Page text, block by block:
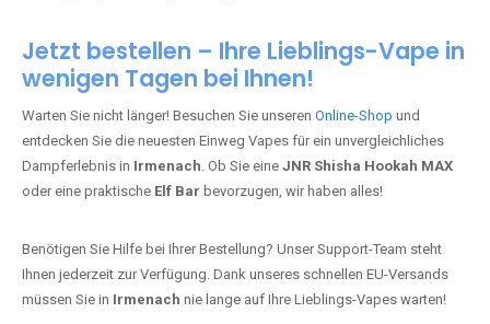
Jetzt bestellen – Ihre Lieblings-Vape in
wenigen Tagen bei Ihnen!
Warten Sie nicht länger! Besuchen Sie unseren Online-Shop und
entdecken Sie die neuesten Einweg Vapes für ein unvergleichliches
Dampferlebnis in Irmenach. Ob Sie eine JNR Shisha Hookah MAX
oder eine praktische Elf Bar bevorzugen, wir haben alles!
Benötigen Sie Hilfe bei Ihrer Bestellung? Unser Support-Team steht
Ihnen jederzeit zur Verfügung. Dank unseres schnellen EU-Versands
müssen Sie in Irmenach nie lange auf Ihre Lieblings-Vapes warten!